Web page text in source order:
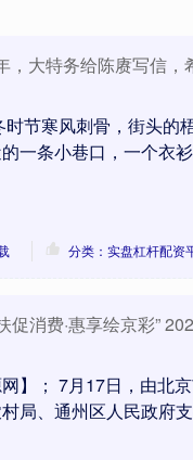
，大特务给陈赓写信
节寒风刺骨，街头的
一条小巷口，一个衣
分类：实盘杠杆配资
促消费·惠享绘京彩”
】； 7月17日，由北
局、通州区人民政府